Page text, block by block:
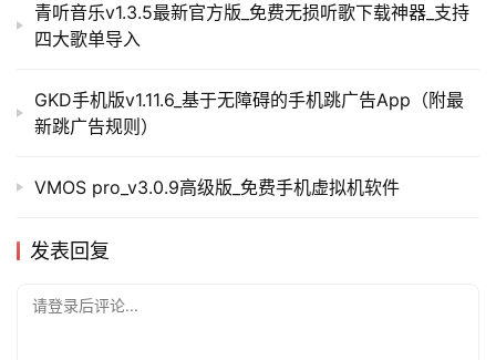
青听音乐v1.3.5最新官方版_免费无损听歌下载神器_支持
四大歌单导入
GKD手机版v1.11.6_基于无障碍的手机跳广告App（附最
新跳广告规则）
VMOS pro_v3.0.9高级版_免费手机虚拟机软件
发表回复
请登录后评论...